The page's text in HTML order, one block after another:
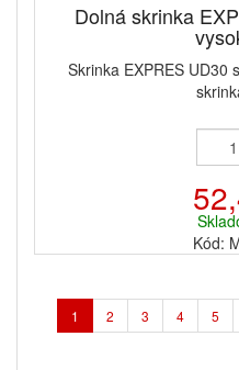
Dolná skrinka
Skrinka EXPRES UD30
Kód:
1 2 3 4 5